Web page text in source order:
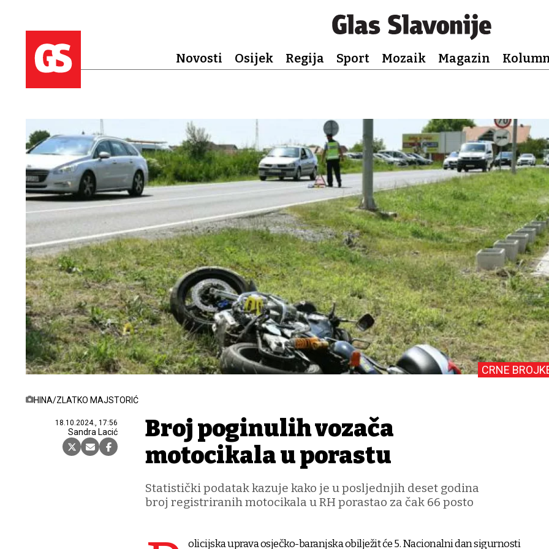
Novosti Osijek Regija Sport Mozaik Magazin
HINA/ZLATKO MAJSTORIĆ
18.10.2024., 17:56
Sandra Lacić
CRNE
Broj poginulih vozača
motocikala u porastu
Statistički podatak kazuje kako je u posljednjih deset godina
broj registriranih motocikala u RH porastao za čak 66 posto
olicijska uprava osječko-baranjska obilježit će 5. Nacionalni dan sigurnosti